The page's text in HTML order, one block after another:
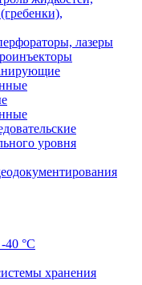
лазеры
уровня
40 °C
хранения